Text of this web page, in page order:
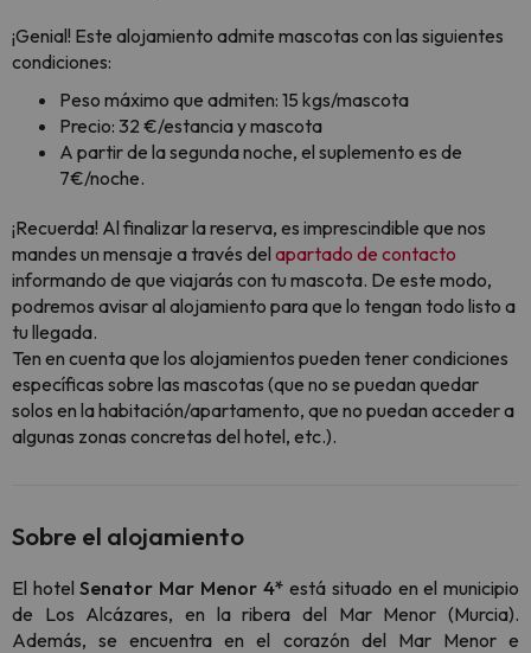
¡Genial! Este alojamiento admite mascotas con las siguientes
condiciones:
Peso máximo que admiten: 15 kgs/mascota
Precio: 32 €/estancia y mascota
A partir de la segunda noche, el suplemento es de
7€/noche.
¡Recuerda! Al finalizar la reserva, es imprescindible que nos
mandes un mensaje a través del apartado de contacto
informando de que viajarás con tu mascota. De este modo,
podremos avisar al alojamiento para que lo tengan todo listo a
tu llegada.
Ten en cuenta que los alojamientos pueden tener condiciones
específicas sobre las mascotas (que no se puedan quedar
solos en la habitación/apartamento, que no puedan acceder a
algunas zonas concretas del hotel, etc.).
Sobre el alojamiento
El hotelSenator Mar Menor 4*está situado en el municipio
de Los Alcázares, en la ribera del Mar Menor (Murcia).
Además, se encuentra en el corazón del Mar Menor e